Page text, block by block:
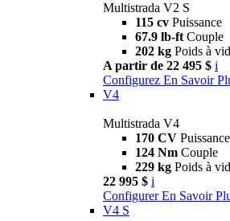
Multistrada V2 S
115 cv Puissance
67.9 lb-ft Couple
202 kg Poids à
A partir de 22 495 $ i
Configurez En Savoir
V4
Multistrada V4
170 CV Puissance
124 Nm Couple
229 kg Poids à
22 995 $ i
Configurer En Savoir
V4 S